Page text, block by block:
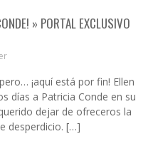
» PORTAL EXCLUSIVO
¡aquí está por fin! Ellen
días a Patricia Conde en su
dejar de ofreceros la
desperdicio. […]